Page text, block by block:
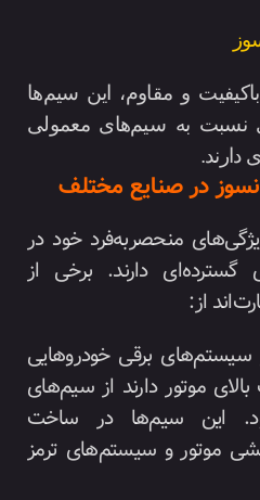
و مقاوم، این سیم‌ها
نسبت به سیم‌های معمولی
دارند.
در صنایع مختلف
منحصربه‌فرد خود در
گسترده‌ای دارند. برخی از
از:
برقی خودروهایی
موتور دارند از سیم‌های
این سیم‌ها در ساخت
موتور و سیستم‌های ترمز